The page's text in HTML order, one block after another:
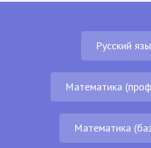
Русский
Математика
Математика